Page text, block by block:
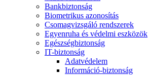
Bankbiztonság
Biometrikus azonosítás
Csomagvizsgáló rendszerek
Egyenruha és védelmi eszközök
Egészségbiztonság
IT-biztonság
Adatvédelem
Információ-biztonság